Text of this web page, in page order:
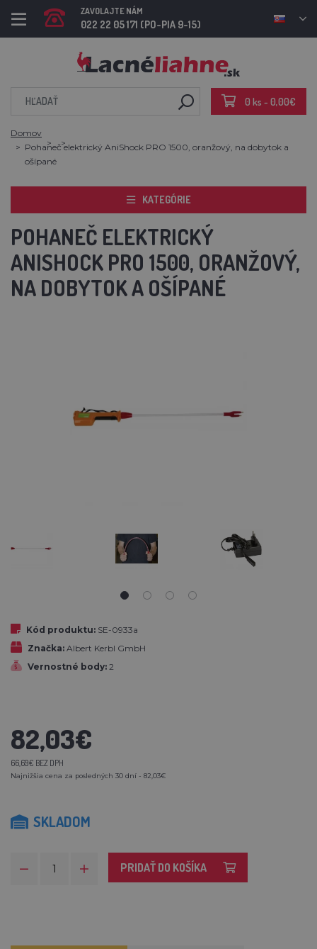
ZAVOLAJTE NÁM
022 22 05 171 (PO-PIA 9-15)
0 ks - 0,00€
Domov
Pohaneč elektrický AniShock PRO 1500, oranžový, na dobytok a
ošípané
KATEGÓRIE
POHANEČ ELEKTRICKÝ
ANISHOCK PRO 1500, ORANŽOVÝ,
NA DOBYTOK A OŠÍPANÉ
Kód produktu: SE-0933a
Značka: Albert Kerbl GmbH
Vernostné body: 2
82,03€
66,69€ BEZ DPH
Najnižšia cena za posledných 30 dní - 82,03€
SKLADOM
PRIDAŤ DO KOŠÍKA